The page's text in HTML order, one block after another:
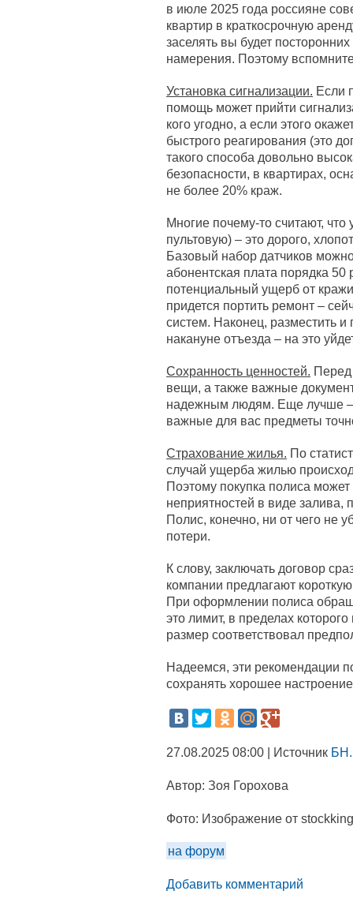
в июле 2025 года россияне
квартир в краткосрочную
заселять вы будет
намерения. Поэтому
Установка сигнализации. Если
помощь может прийти
кого угодно, а если этого
быстрого реагирования (это
такого способа довольно
безопасности, в квартирах,
не более 20% краж.
Многие почему-то считают, что
пультовую) – это дорого,
Базовый набор датчиков
абонентская плата порядка
потенциальный ущерб от
придется портить ремонт –
систем. Наконец, разместить
накануне отъезда – на это
Сохранность ценностей. Перед
вещи, а также важные
надежным людям. Еще лучше –
важные для вас предметы
Страхование жилья. По
случай ущерба жилью
Поэтому покупка полиса
неприятностей в виде залива,
Полис, конечно, ни от чего не
потери.
К слову, заключать договор
компании предлагают
При оформлении полиса
это лимит, в пределах
размер соответствовал
Надеемся, эти рекомендации
сохранять хорошее
27.08.2025 08:00 | Источник
Автор: Зоя Горохова
Фото: Изображение от
на форум
Добавить комментарий